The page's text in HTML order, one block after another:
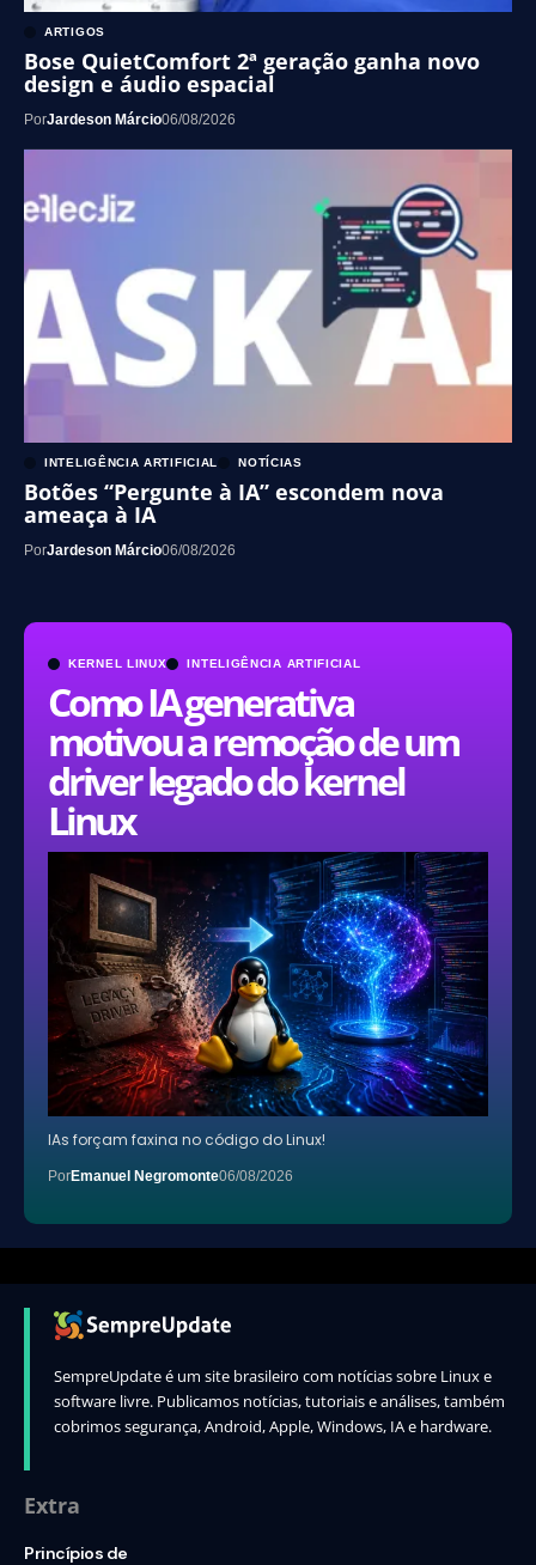
KERNEL LINUX INTELIGÊNCIA ARTIFICIAL
Como IA generativa
motivou a remoção de um
driver legado do kernel
Linux
IAs forçam faxina no código do Linux!
PorEmanuel Negromonte06/08/2026
ARTIGOS
Bose QuietComfort 2ª geração ganha novo
design e áudio espacial
PorJardeson Márcio06/08/2026
INTELIGÊNCIA ARTIFICIAL NOTÍCIAS
Botões “Pergunte à IA” escondem nova
ameaça à IA
PorJardeson Márcio06/08/2026
SempreUpdate é um site brasileiro com notícias sobre Linux e
software livre. Publicamos notícias, tutoriais e análises, também
cobrimos segurança, Android, Apple, Windows, IA e hardware.
Extra
Princípios de